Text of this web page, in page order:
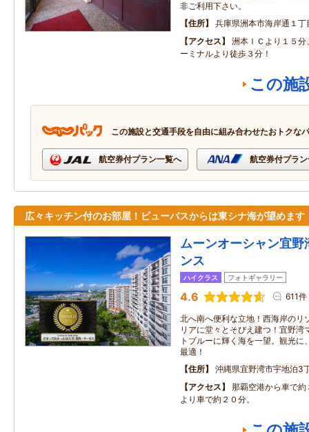
非ご利用下さい。
住所
兵庫県洲本市海岸通１
アクセス
洲本ＩＣより１５
ーミナルより徒歩３分！
この施
この施設と交通手段を自由に組み合わせたおトクな
航空券付プラン一覧へ 航空券付プラ
広々キッチン付のお部屋！ビューバスからは東シナ海が望めます
ムーンオーシャン宜野
ンス
ハイクラス フォトギャラリー
4.6 611件
北へ南へ便利な立地！西海岸のリ
リアに堂々とそびえ建つ！宜野湾
トブルーに輝く海を一望。観光
最適！
住所
沖縄県宜野湾市宇地泊3
アクセス
那覇空港から車で
より車で約２０分。